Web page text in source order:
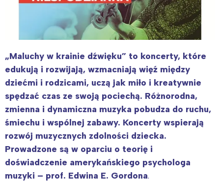
„Maluchy w krainie dźwięku” to koncerty, które
edukują i rozwijają, wzmacniają więź między
dziećmi i rodzicami, uczą jak miło i kreatywnie
spędzać czas ze swoją pociechą. Różnorodna,
zmienna i dynamiczna muzyka pobudza do ruchu,
śmiechu i wspólnej zabawy. Koncerty wspierają
rozwój muzycznych zdolności dziecka.
Prowadzone są w oparciu o teorię i
doświadczenie amerykańskiego psychologa
muzyki – prof. Edwina E. Gordona.